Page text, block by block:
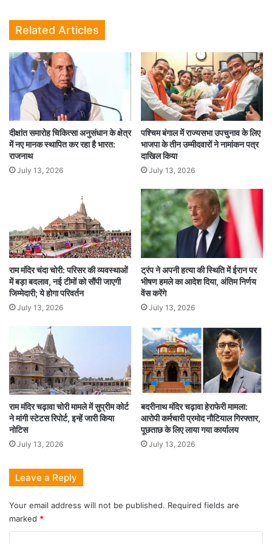
भारत में जिहाद को बढ़ावा
Related Articles
दीक्षांत समारोह चिकित्सा अनुसंधान के क्षेत्र
में नए मानक स्थापित कर रहा है भारत:
राजनाथ
July 13, 2026
पश्चिम बंगाल में राज्यसभा उपचुनाव के लिए
भाजपा के तीन उम्मीदवारों ने नामांकन पत्र
दाखिल किया
July 13, 2026
राम मंदिर चंदा चोरी: परिसर की व्यवस्थाओं
में बड़ा बदलाव, नई टीमों को सौंपी जाएगी
जिम्मेदारी; ये होगा परिवर्तन
July 13, 2026
ट्रंप ने अपनी हत्या की स्थिति में ईरान पर
भीषण हमले का आदेश दिया, अंतिम निर्णय
वेंस करेंगे
July 13, 2026
राम मंदिर चढ़ावा चोरी मामले में सुप्रीम कोर्ट
ने मांगी स्टेटस रिपोर्ट, इन्हें जारी किया
नोटिस
July 13, 2026
बदरीनाथ मंदिर चढ़ावा हेराफेरी मामला:
आरोपी कर्मचारी प्रमोद नौटियाल गिरफ्तार,
पूछताछ के लिए लाया गया कार्यालय
July 13, 2026
Leave a Reply
Your email address will not be published. Required fields are
marked *